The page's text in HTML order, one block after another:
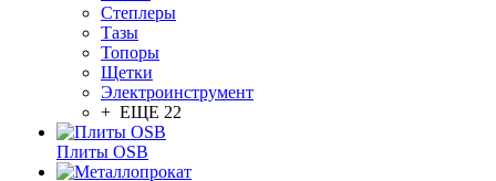
Степлеры
Тазы
Топоры
Щетки
Электроинструмент
+ ЕЩЕ 22
Плиты OSB